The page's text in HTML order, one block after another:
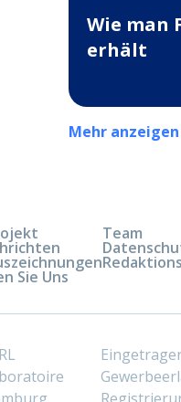
Wie man
erhält
Mehr anzeigen
Sie Uns
Team